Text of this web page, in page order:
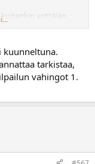
yrittäjän
korvauskatot
toiminimi
vakuutus sisältää
vaikkapa
tarkistaa,
vahingot 1.